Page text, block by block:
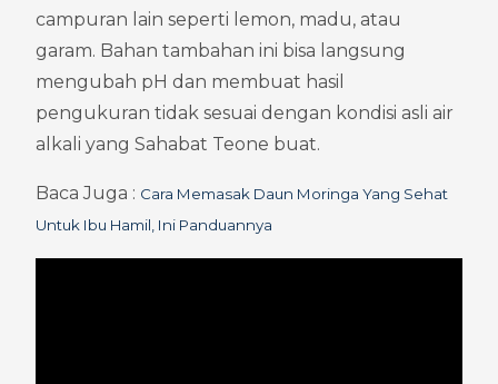
campuran lain seperti lemon, madu, atau
garam. Bahan tambahan ini bisa langsung
mengubah pH dan membuat hasil
pengukuran tidak sesuai dengan kondisi asli air
alkali yang Sahabat Teone buat.
Baca Juga : Cara Memasak Daun Moringa Yang Sehat
Untuk Ibu Hamil, Ini Panduannya